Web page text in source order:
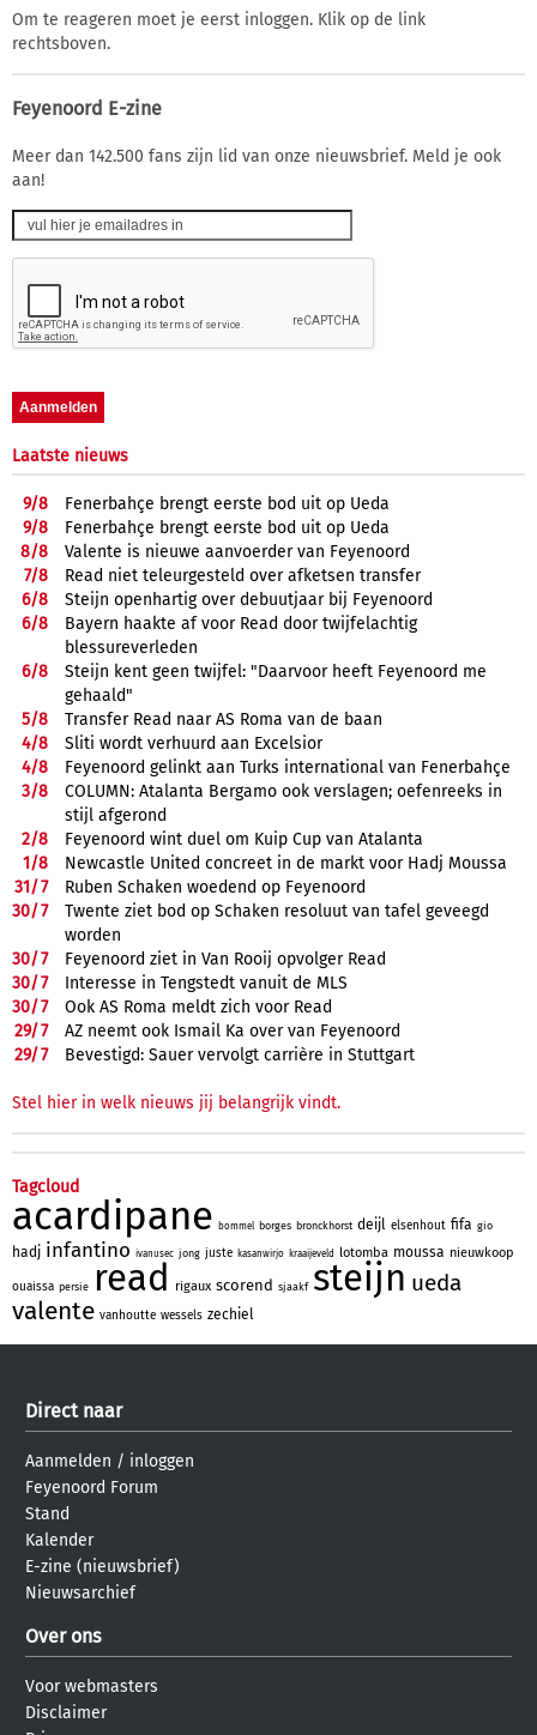
Om te reageren moet je eerst inloggen. Klik op de link
rechtsboven.
Feyenoord E-zine
Meer dan 142.500 fans zijn lid van onze nieuwsbrief. Meld je ook
aan!
Laatste nieuws
9/8
Fenerbahçe brengt eerste bod uit op Ueda
9/8
Fenerbahçe brengt eerste bod uit op Ueda
8/8
Valente is nieuwe aanvoerder van Feyenoord
7/8
Read niet teleurgesteld over afketsen transfer
6/8
Steijn openhartig over debuutjaar bij Feyenoord
6/8
Bayern haakte af voor Read door twijfelachtig
blessureverleden
6/8
Steijn kent geen twijfel: "Daarvoor heeft Feyenoord me
gehaald"
5/8
Transfer Read naar AS Roma van de baan
4/8
Sliti wordt verhuurd aan Excelsior
4/8
Feyenoord gelinkt aan Turks international van Fenerbahçe
3/8
COLUMN: Atalanta Bergamo ook verslagen; oefenreeks in
stijl afgerond
2/8
Feyenoord wint duel om Kuip Cup van Atalanta
1/8
Newcastle United concreet in de markt voor Hadj Moussa
31/7
Ruben Schaken woedend op Feyenoord
30/7
Twente ziet bod op Schaken resoluut van tafel geveegd
worden
30/7
Feyenoord ziet in Van Rooij opvolger Read
30/7
Interesse in Tengstedt vanuit de MLS
30/7
Ook AS Roma meldt zich voor Read
29/7
AZ neemt ook Ismail Ka over van Feyenoord
29/7 Bevestigd: Sauer vervolgt carrière in Stuttgart
Stel hier in welk nieuws jij belangrijk vindt.
Tagcloud
acardipane bommel borges bronckhorst deijl elsenhout fifa gio
hadj infantino ivanusec jong juste kasanwirjo kraaijeveld lotomba moussa nieuwkoop
ouaissa persie read rigaux scorend sjaakf steijn ueda
valente vanhoutte wessels zechiel
Direct naar
Aanmelden / inloggen
Feyenoord Forum
Stand
Kalender
E-zine (nieuwsbrief)
Nieuwsarchief
Over ons
Voor webmasters
Disclaimer